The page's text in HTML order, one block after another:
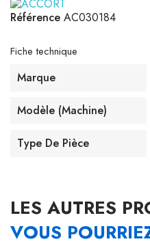
Référence AC030184
Fiche technique
Marque
Modèle (machine)
Type De Pièce
LES AUTRES
VOUS